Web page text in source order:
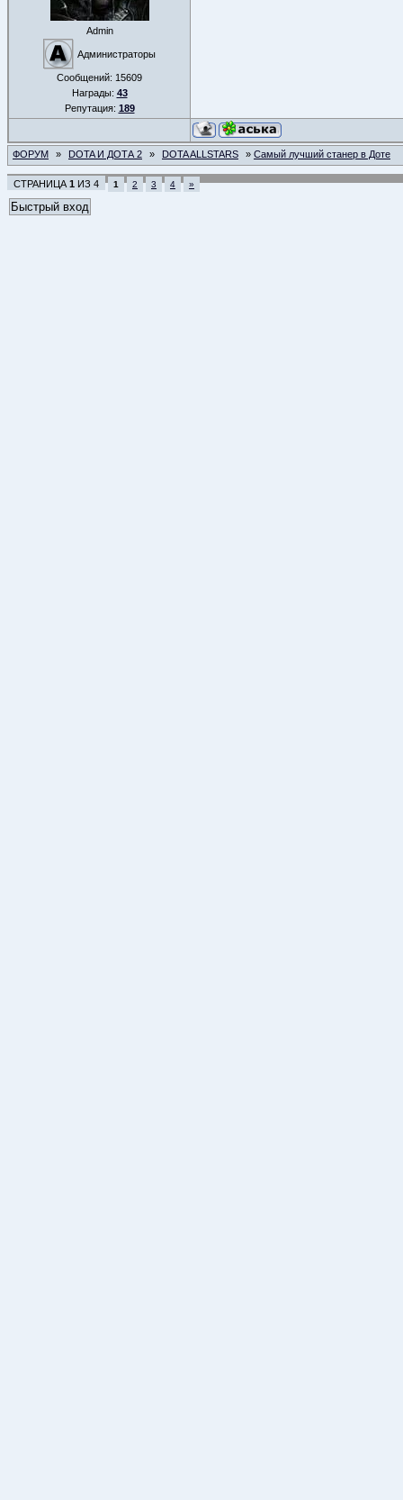
Admin
Администраторы
Сообщений: 15609
Награды: 43
Репутация: 189
ФОРУМ » DOTA И ДОТА 2 » DOTA ALLSTARS » Самый лучший станер в Доте
СТРАНИЦА 1 ИЗ 4 1 2 3 4 »